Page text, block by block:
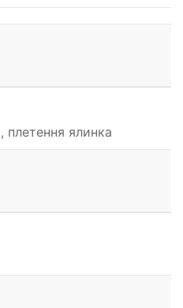
плетення ялинка